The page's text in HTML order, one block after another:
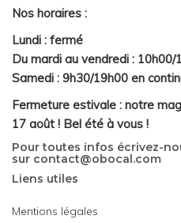
Nos horaires :
Lundi : fermé
Du mardi au vendredi : 10h00/
Samedi : 9h30/19h00 en
Fermeture estivale : notre
17 août ! Bel été à vous !
Pour toutes infos écrivez-
sur contact@obocal.com
Liens utiles
Mentions légales